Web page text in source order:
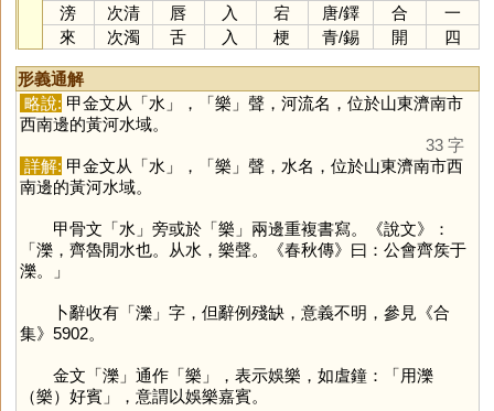
滂
次清 唇 入 宕 唐/鐸 合
一
來
次濁 舌 入 梗 青/錫 開 四
形義通解
略說: 甲金文从「水」，「樂 」聲，河流名，位於山東濟南市
西南邊的黃河水域。
33 字
詳解: 甲金文从「水」，「樂 」聲，水名，位於山東濟南市西
南邊的黃河水域。
甲骨文「水」旁或於「樂 」兩邊重複書寫。《說文》：
「濼，齊魯閒水也。从水，樂聲。《春秋傳》曰：公會齊矦于
濼。」
卜辭收有「濼」字，但辭例殘缺，意義不明，參見《合
集》5902。
金文「濼」通作「樂 」，表示娛樂，如虘鐘：「用濼
（樂）好賓」，意謂以娛樂嘉賓。